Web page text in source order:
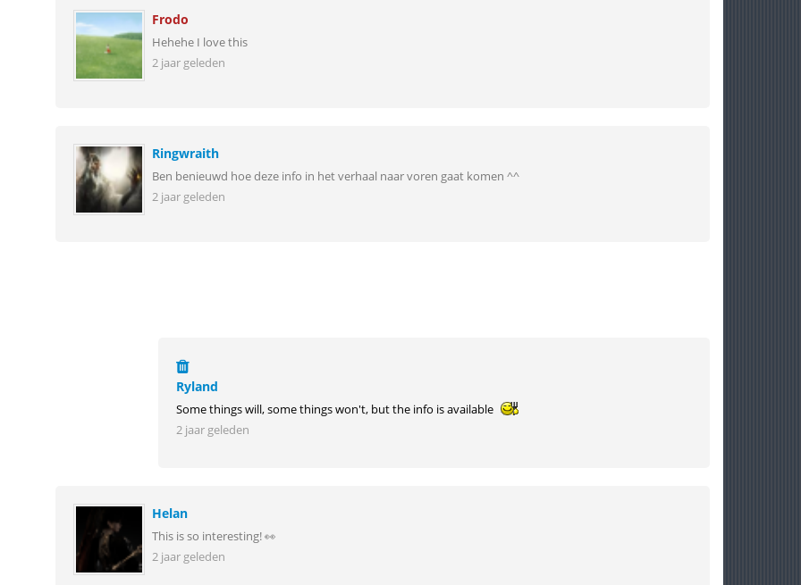
Frodo
Hehehe I love this
2 jaar geleden
Ringwraith
Ben benieuwd hoe deze info in het verhaal naar voren gaat komen ^^
2 jaar geleden
Ryland
Some things will, some things won't, but the info is available
2 jaar geleden
Helan
This is so interesting! 👀
2 jaar geleden